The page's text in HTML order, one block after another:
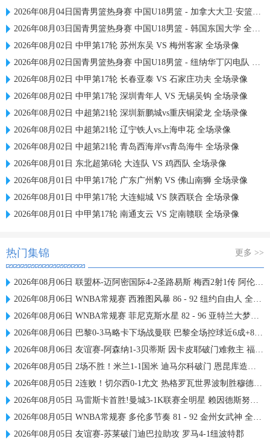
2026年08月04日国青男篮热身赛 中国U18男篮 - 加拿大大卫·安篮球学院 全场录像
2026年08月03日国青男篮热身赛 中国U18男篮 - 韩国东国大学 全场录像
2026年08月02日 中甲第17轮 苏州东吴 VS 梅州客家 全场录像
2026年08月02日国青男篮热身赛 中国U18男篮 - 纽纳华丁闪电队 全场录像
2026年08月02日 中甲第17轮 长春亚泰 VS 石家庄功夫 全场录像
2026年08月02日 中甲第17轮 深圳青年人 VS 无锡吴钩 全场录像
2026年08月02日 中超第21轮 深圳新鹏城vs重庆铜梁龙 全场录像
2026年08月02日 中超第21轮 辽宁铁人vs上海申花 全场录像
2026年08月02日 中超第21轮 青岛西海岸vs青岛海牛 全场录像
2026年08月01日 东北超第6轮 大连队 VS 鸡西队 全场录像
2026年08月01日 中甲第17轮 广东广州豹 VS 佛山南狮 全场录像
2026年08月01日 中甲第17轮 大连鲲城 VS 陕西联合 全场录像
2026年08月01日 中甲第17轮 南通支云 VS 定南赣联 全场录像
热门集锦 更多 >>
2026年08月06日 联盟杯-迈阿密国际4-2圣路易斯 梅西2射1传 阿伦助攻戴帽
2026年08月06日 WNBA常规赛 西雅图风暴 86 - 92 纽约自由人 全场集锦
2026年08月06日 WNBA常规赛 菲尼克斯水星 82 - 96 亚特兰大梦想 全场集锦
2026年08月06日 巴黎0-3马略卡下场战曼联 巴黎全场控球近6成+8射3正未果
2026年08月06日 友谊赛-阿森纳1-3贝蒂斯 因卡皮耶破门难救主 福纳尔斯1射2传
2026年08月05日 2场不胜！米兰1-1国米 迪马尔科破门 恩昆库造点+点射拉莫斯登场
2026年08月05日 2连败！切尔西0-1尤文 热格罗瓦世界波制胜穆德里克时隔614天复出
2026年08月05日 马雷斯卡首胜!曼城3-1K联赛全明星 赖因德斯努里破门塞梅尼奥助攻
2026年08月05日 WNBA常规赛 多伦多节奏 81 - 92 金州女武神 全场集锦
2026年08月05日 友谊赛-苏莱破门迪巴拉助攻 罗马4-1纽波特郡